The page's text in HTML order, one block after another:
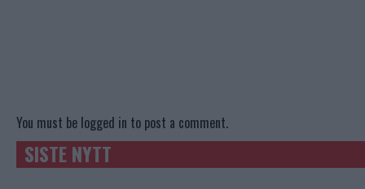
You must be logged in to post a comment.
SISTE NYTT